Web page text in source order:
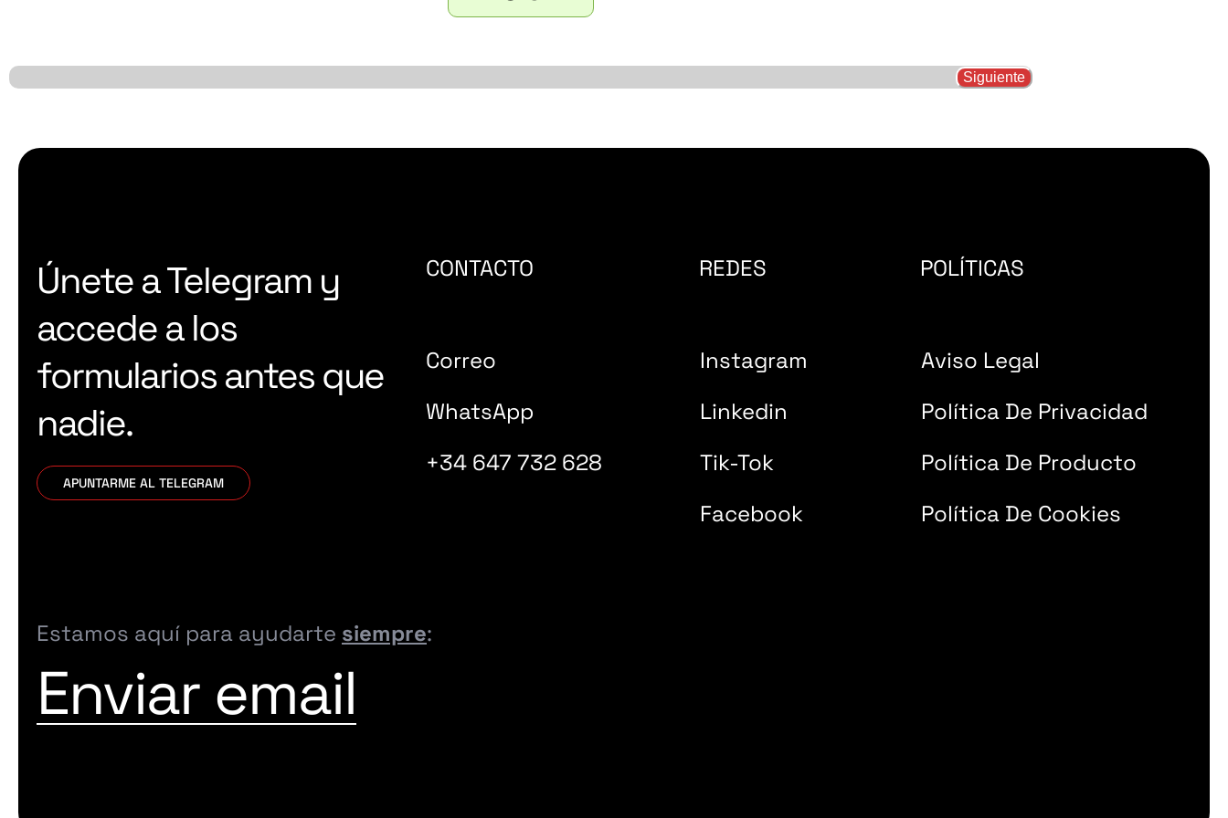
Únete a Telegram y
accede a los
formularios antes que
nadie.
APUNTARME AL TELEGRAM
CONTACTO
Correo
WhatsApp
+34 647 732 628
REDES
Instagram
Linkedin
Tik-Tok
Facebook
POLÍTICAS
Aviso Legal
Política De Privacidad
Política De Producto
Política De Cookies
Estamos aquí para ayudarte siempre:
Enviar email